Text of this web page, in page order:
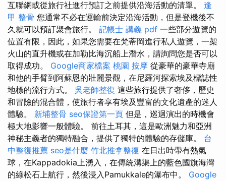
互聯網或從旅行社進行預訂之前提供沿海活動的清單。 逢
甲 整骨 您通常不必在運輸前決定沿海活動，但是登機後不
久就可以預訂聚會旅行。 記帳士 講義 pdf 一些部分遊覽的
位置有限，因此，如果您需要在梵蒂岡進行私人遊覽，一架
火山的直升機或在加勒比海沉船上潛水，請詢問您是否可以
取得成功。 Google商家檔案 桃園 按摩 從豪華的豪華寺廟
和他的手臂到阿蘇恩的壯麗景觀，在尼羅河探索埃及標誌性
地標的流行方式。 吳老師整復 這些旅行提供了奢侈，歷史
和冒險的混合體，使旅行者享有埃及豐富的文化遺產的迷人
體驗。 新埔整骨 seo保證第一頁 但是，巡迴演出的時機會
極大地影響一般體驗。 前往土耳其，這是歐洲魅力和亞洲
神秘主義者的獨特融合，提供了獨特的體驗的存儲庫。 台
中整復推薦 seo是什麼 竹北推拿整復 在日出時帶有熱氣
球，在Kappadokia上湧入，在傳統溝渠上的藍色國旗海灣
的綠松石上航行，然後浸入Pamukkale的瀑布中。 Google